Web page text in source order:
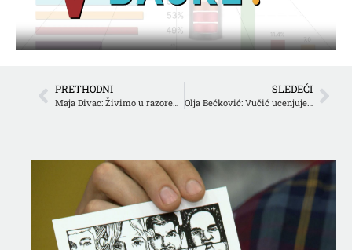
PRETHODNI
Maja Divac: Živimo u razorenoj zemlji, potrebne korenite promene
SLEDEĆI
Olja Bećković: Vučić ucenjuje i kontroliše gotovo sve medije